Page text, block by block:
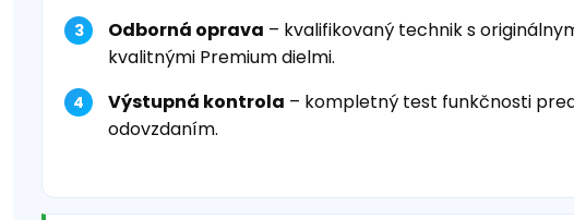
Odborná oprava – kvalifikovaný technik s
kvalitnými Premium dielmi.
Výstupná kontrola – kompletný test funkčnosti
odovzdaním.